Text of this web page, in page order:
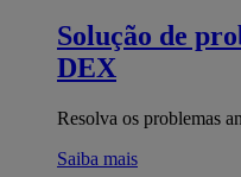
Solução de
DEX
Resolva os problemas
Saiba mais